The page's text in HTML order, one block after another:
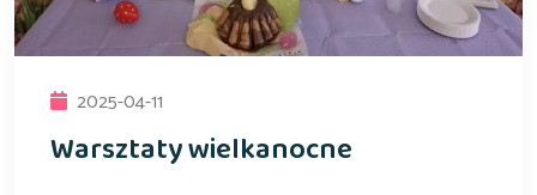
2025-04-11
Warsztaty wielkanocne